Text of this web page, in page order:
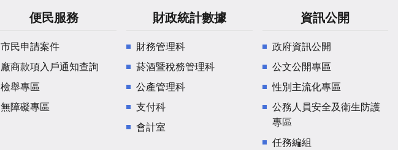
便民服務
市民申請案件
廠商款項入戶通知查詢
檢舉專區
無障礙專區
財政統計數據
財務管理科
菸酒暨稅務管理科
公產管理科
支付科
會計室
資訊公開
政府資訊公開
公文公開專區
性別主流化專區
公務人員安全及衛生防護
專區
任務編組